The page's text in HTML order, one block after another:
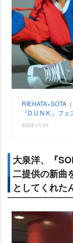
RIEHATA×SOTA
『D.U.N.K.』フ
2023-11-01
大泉洋、『
二提供の新曲
としてくれた